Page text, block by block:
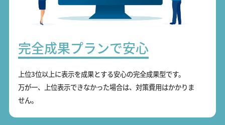
完全成果プランで安心
上位3位以上に表示を成果とする安心の完全成果型です。
万が一、上位表示できなかった場合は、対策費用はかかりま
せん。